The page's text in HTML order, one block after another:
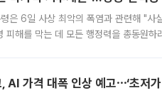
은 6일 사상 최악의 폭염과 관련해 "사
피해를 막는 데 모든 행정력을 총동원
AI 가격 대폭 인상 예고⋯‘초저가